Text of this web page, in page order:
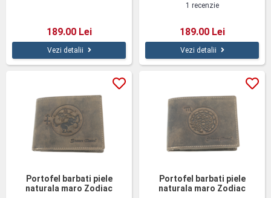
189.00 Lei
Vezi detalii
1 recenzie
189.00 Lei
Vezi detalii
Portofel barbati piele
naturala maro Zodiac
Portofel barbati piele
naturala maro Zodiac